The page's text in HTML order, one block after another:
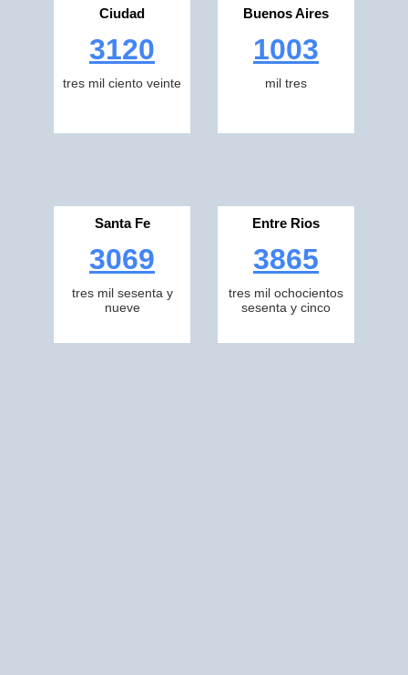
Ciudad
3120
tres mil ciento veinte
Buenos Aires
1003
mil tres
Santa Fe
3069
tres mil sesenta y
nueve
Entre Rios
3865
tres mil ochocientos
sesenta y cinco